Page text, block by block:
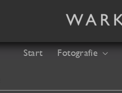
Start Fotografie